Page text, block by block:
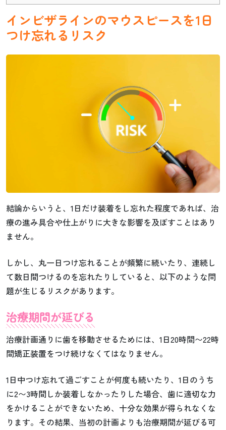
インビザラインのマウスピースを1日
つけ忘れるリスク
結論からいうと、1日だけ装着をし忘れた程度であれば、治
療の進み具合や仕上がりに大きな影響を及ぼすことはあり
ません。
しかし、丸一日つけ忘れることが頻繁に続いたり、連続し
て数日間つけるのを忘れたりしていると、以下のような問
題が生じるリスクがあります。
治療期間が延びる
治療計画通りに歯を移動させるためには、1日20時間〜22時
間矯正装置をつけ続けなくてはなりません。
1日中つけ忘れて過ごすことが何度も続いたり、1日のうち
に2〜3時間しか装着しなかったりした場合、歯に適切な力
をかけることができないため、十分な効果が得られなくな
ります。その結果、当初の計画よりも治療期間が延びる可